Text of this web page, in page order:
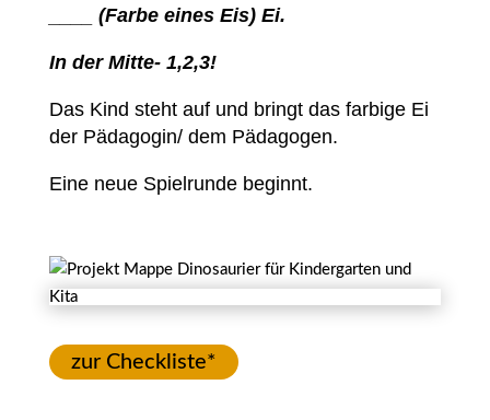
____ (Farbe eines Eis) Ei.
In der Mitte- 1,2,3!
Das Kind steht auf und bringt das farbige Ei
der Pädagogin/ dem Pädagogen.
Eine neue Spielrunde beginnt.
zur Checkliste*